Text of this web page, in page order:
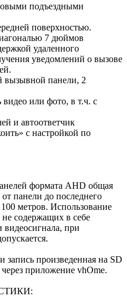
подъездными
поверхностью.
7 дюймов
удаленного
уведомлений о вызове
вызывной панели, 2
видео или фото, в т.ч. с
и автоответчик
с настройкой по
формата AHD общая
панели до последнего
метров. Использование
содержащих в себе
видеосигнала, при
произведенная на SD
приложение vhOme.